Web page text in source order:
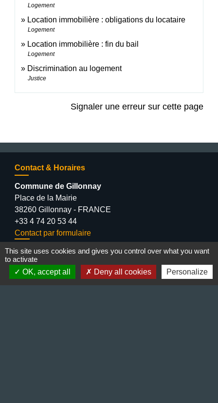
Logement
Location immobilière : obligations du locataire
Logement
Location immobilière : fin du bail
Logement
Discrimination au logement
Justice
Signaler une erreur sur cette page
Contact & Horaires
Commune de Gillonnay
Place de la Mairie
38260 Gillonnay - FRANCE
+33 4 74 20 53 44
Contact par formulaire
Lundi : 10:00 - 12:00
Mercredi : 13:30 - 16:30
Vendredi : 10:00 - 12:00 / 15:00 - 18:00
This site uses cookies and gives you control over what you want
to activate
OK, accept all
Deny all cookies Personalize